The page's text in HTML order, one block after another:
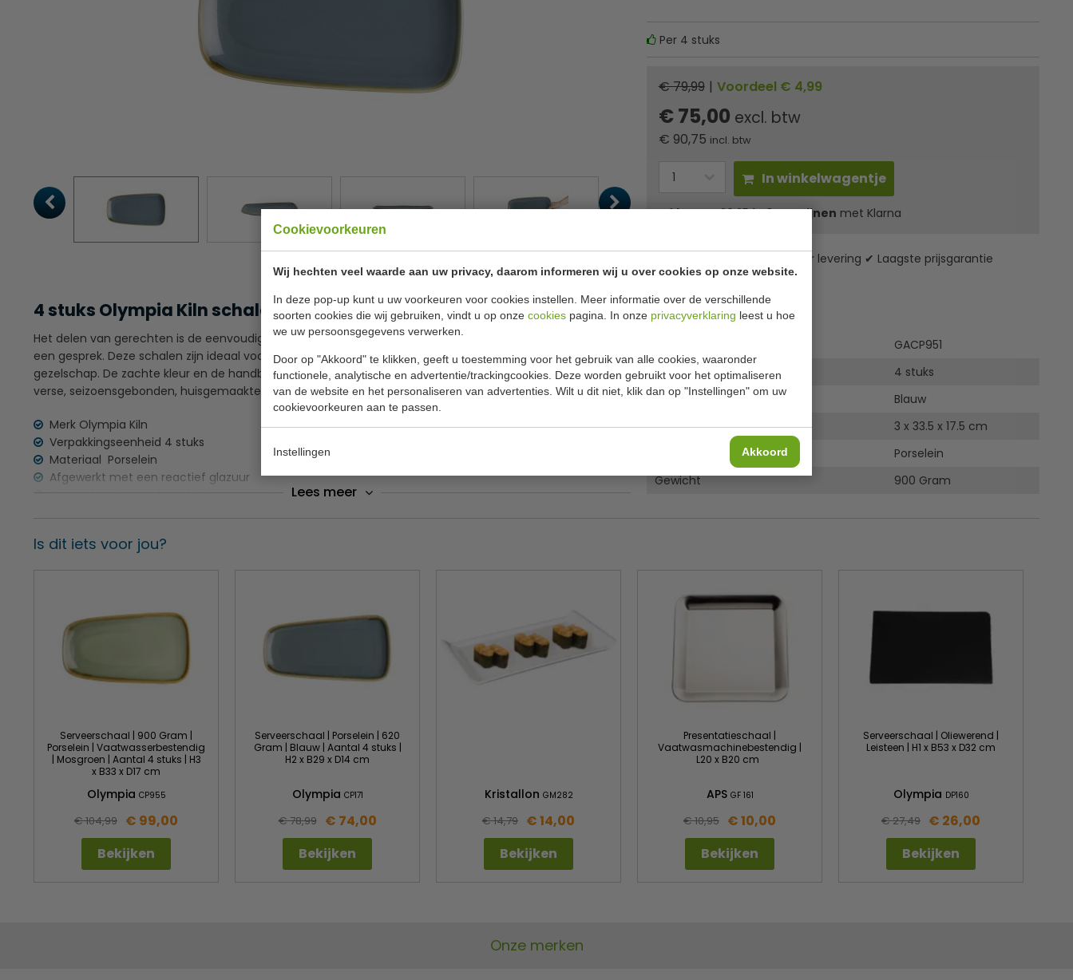
Cookievoorkeuren
Wij hechten veel waarde aan uw privacy, daarom informeren wij u over cookies op onze website.
In deze pop-up kunt u uw voorkeuren voor cookies instellen. Meer informatie over de verschillende
soorten cookies die wij gebruiken, vindt u op onze cookies pagina. In onze privacyverklaring leest u hoe
we uw persoonsgegevens verwerken.
Door op "Akkoord" te klikken, geeft u toestemming voor het gebruik van alle cookies, waaronder
functionele, analytische en advertentie/trackingcookies. Deze worden gebruikt voor het optimaliseren
van de website en het personaliseren van advertenties. Wilt u dit niet, klik dan op "Instellingen" om uw
cookievoorkeuren aan te passen.
Instellingen Akkoord
Per 4 stuks
€ 79,99 | Voordeel € 4,99
€ 75,00 excl. btw
€ 90,75 incl. btw
In winkelwagentje
Ofbetaal30,25in 3 termijnen met Klarna
✔ Gratis verzending* ✔ 24 uur levering ✔ Laagste prijsgarantie
4 stuks Olympia Kiln schalen blauw 33.5 cm
Het delen van gerechten is de eenvoudigste manier om het ijs te breken en mensen aan te moedigen tot
een gesprek. Deze schalen zijn ideaal voor het serveren van bijvoorbeeld voorgerechten voor een heel
gezelschap. De zachte kleur en de handbeschilderde rand van deze schalen gaan uitstekend samen met
verse, seizoensgebonden, huisgemaakte gerechten.
Merk Olympia Kiln
Verpakkingseenheid 4 stuks
Materiaal Porselein
Afgewerkt met een reactief glazuur
Met Olympia's levenslange garantie op chippen van de rand
Lees meer
Specificaties
GACP951
Aantal
4 stuks
Kleur
Blauw
Afmetingen H x B x D
3 x 33.5 x 17.5 cm
Porselein
Gewicht
900 Gram
Is dit iets voor jou?
Serveerschaal | 900 Gram |
Porselein | Vaatwasserbestendig
| Mosgroen | Aantal 4 stuks | H3
x B33 x D17 cm
Olympia CP955
€ 104,99 € 99,00
Bekijken
Serveerschaal | Porselein | 620
Gram | Blauw | Aantal 4 stuks |
H2 x B29 x D14 cm
Olympia CP171
€ 78,99
€ 74,00
Bekijken
Kristallon GM282
€ 14,79 € 14,00
Bekijken
Presentatieschaal |
Vaatwasmachinebestendig |
L20 x B20 cm
APS GF 161
€ 10,95 € 10,00
Bekijken
Serveerschaal | Oliewerend |
Leisteen | H1 x B53 x D32 cm
Olympia DP160
€ 27,49 € 26,00
Bekijken
Onze merken